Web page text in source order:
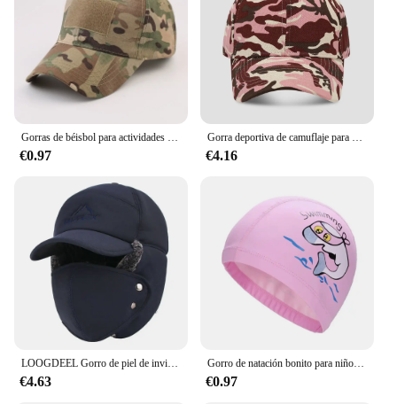
Gorras de béisbol para actividades al aire libre, sombreros de camuflaje táctico de combate, Paintball, ajustable, Snapback de verano, hombres y mujeres
€0.97
Gorra deportiva de camuflaje para hombre y mujer, gorro ajustable de camionero, 19 colores, para exteriores
€4.16
LOOGDEEL Gorro de piel de invierno a prueba de viento con ala máscara cálida hombres mujeres motocicleta deportes ciclismo gorra esquí frío Anti-nieve sombreros
€4.63
Gorro de natación bonito para niños, gorro de piscina de silicona elástico impermeable, gorros de baño, Gorro de buceo para niños
€0.97